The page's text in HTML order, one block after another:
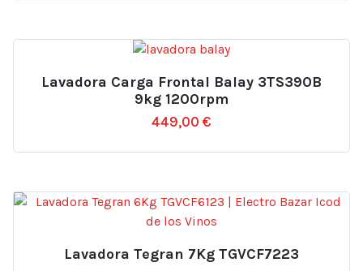
Lavadora Carga Frontal Balay 3TS390B
9kg 1200rpm
449,00 €
Lavadora Tegran 7Kg TGVCF7223